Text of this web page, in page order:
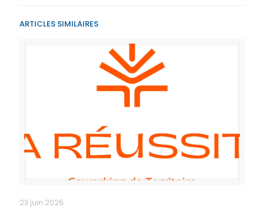
ARTICLES SIMILAIRES
23 juin 2026